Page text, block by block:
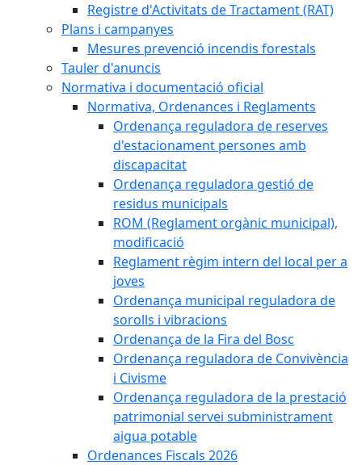
Registre d'Activitats de Tractament (RAT)
Plans i campanyes
Mesures prevenció incendis forestals
Tauler d'anuncis
Normativa i documentació oficial
Normativa, Ordenances i Reglaments
Ordenança reguladora de reserves
d'estacionament persones amb
discapacitat
Ordenança reguladora gestió de
residus municipals
ROM (Reglament orgànic municipal),
modificació
Reglament règim intern del local per a
joves
Ordenança municipal reguladora de
sorolls i vibracions
Ordenança de la Fira del Bosc
Ordenança reguladora de Convivència
i Civisme
Ordenança reguladora de la prestació
patrimonial servei subministrament
aigua potable
Ordenances Fiscals 2026